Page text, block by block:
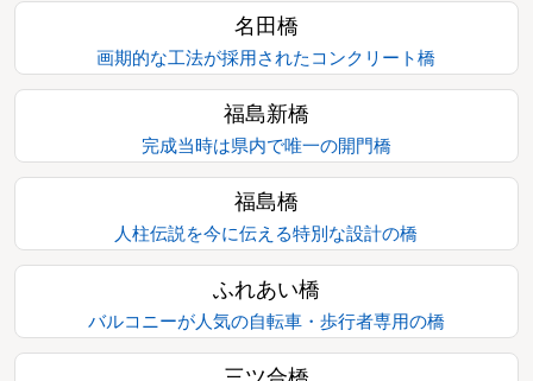
名田橋
画期的な工法が採用されたコンクリート橋
福島新橋
完成当時は県内で唯一の開門橋
福島橋
人柱伝説を今に伝える特別な設計の橋
ふれあい橋
バルコニーが人気の自転車・歩行者専用の橋